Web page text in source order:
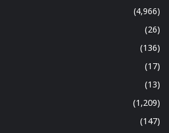
(4,966)
(26)
(136)
(17)
(13)
(1,209)
(147)